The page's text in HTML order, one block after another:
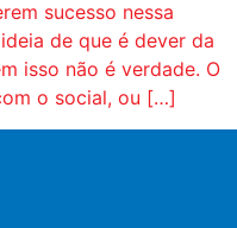
sucesso nessa
de que é dever da
isso não é verdade. O
o social, ou […]